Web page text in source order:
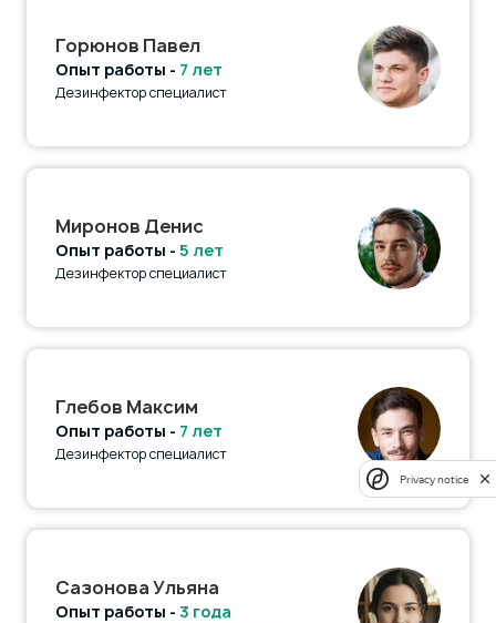
Горюнов Павел
Опыт работы - 7 лет
Дезинфектор специалист
Миронов Денис
Опыт работы - 5 лет
Дезинфектор специалист
Глебов Максим
Опыт работы - 7 лет
Дезинфектор специалист
Сазонова Ульяна
Опыт работы - 3 года
Privacy notice